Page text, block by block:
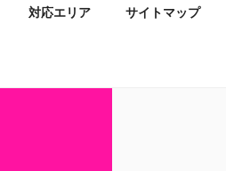
対応エリア サイトマップ